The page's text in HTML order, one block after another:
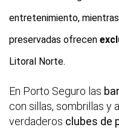
entretenimiento,
preservadas ofrecen
Litoral Norte.
En Porto Seguro las
con sillas, sombrillas y
verdaderos clubes de